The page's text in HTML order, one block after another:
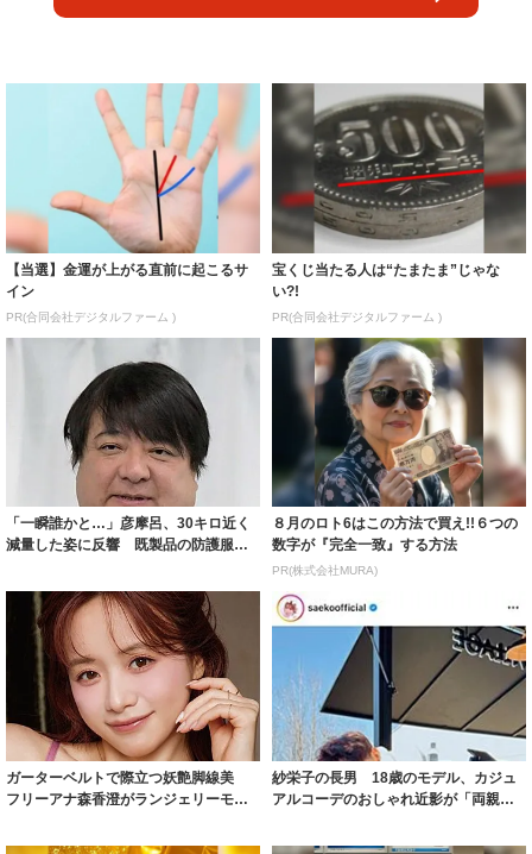
【当選】金運が上がる直前に起こるサ
イン
PR(合同会社デジタルファーム )
宝くじ当たる人は“たまたま”じゃな
い?!
PR(合同会社デジタルファーム )
「一瞬誰かと…」彦摩呂、30キロ近く
減量した姿に反響 既製品の防護服が
８月のロト6はこの方法で買え!!６つの
数字が『完全一致』する方法
PR(株式会社MURA)
ガーターベルトで際立つ妖艶脚線美
フリーアナ森香澄がランジェリーモデ
紗栄子の長男 18歳のモデル、カジュ
アルコーデのおしゃれ近影が「両親の